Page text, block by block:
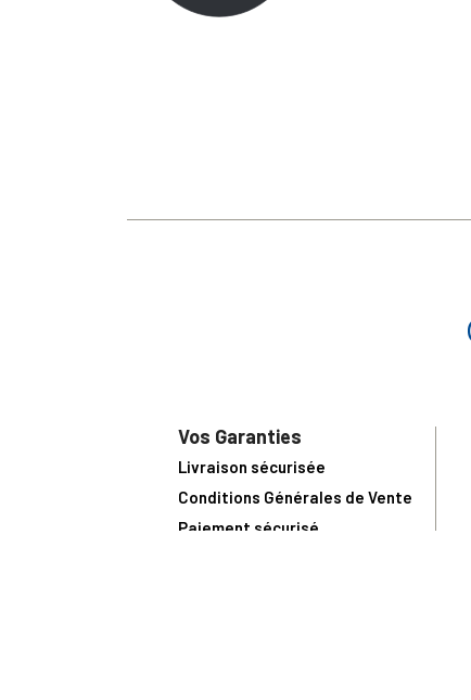
Vos Garanties
Livraison sécurisée
Conditions Générales de Vente
Paiement sécurisé